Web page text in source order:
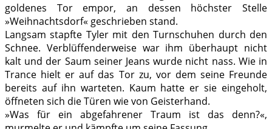
goldenes Tor empor, an dessen höchster Stelle
»Weihnachtsdorf« geschrieben stand.
Langsam stapfte Tyler mit den Turnschuhen durch den
Schnee. Verblüffenderweise war ihm überhaupt nicht
kalt und der Saum seiner Jeans wurde nicht nass. Wie in
Trance hielt er auf das Tor zu, vor dem seine Freunde
bereits auf ihn warteten. Kaum hatte er sie eingeholt,
öffneten sich die Türen wie von Geisterhand.
»Was für ein abgefahrener Traum ist das denn?«,